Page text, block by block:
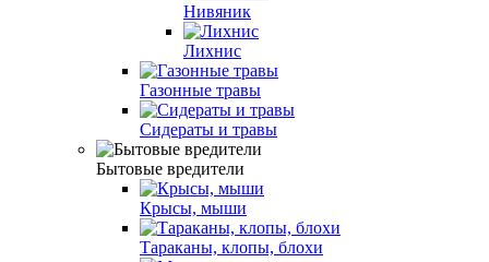
Нивяник
Лихнис
Газонные травы
Сидераты и травы
Бытовые вредители
Крысы, мыши
Тараканы, клопы, блохи